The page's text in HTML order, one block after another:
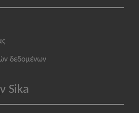
δεδομένων
Sika